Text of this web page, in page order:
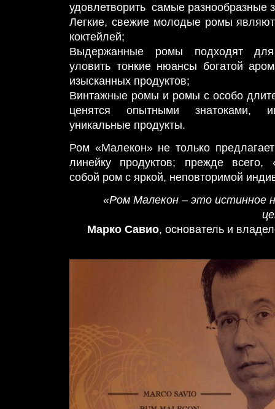
удовлетворить самые разнообразные
Легкие, свежие молодые ромы
коктейлей;
Выдержанные ромы подходят для
уловить тонкие нюансы богатой
изысканных продуктов;
Винтажные ромы и ромы с особо
ценятся опытными знатоками,
уникальные продукты.
Ром «Малекон» не только
линейку продуктов; прежде всего,
собой ром с яркой, неповторимой
«Ром Малекон – это истинное
Марко Савио, основатель и